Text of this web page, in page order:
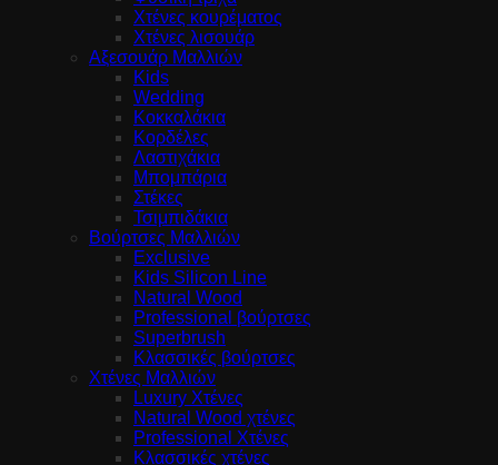
Χτένες κουρέματος
Χτένες λισουάρ
Αξεσουάρ Μαλλιών
Kids
Wedding
Κοκκαλάκια
Κορδέλες
Λαστιχάκια
Μπομπάρια
Στέκες
Τσιμπιδάκια
Βούρτσες Μαλλιών
Exclusive
Kids Silicon Line
Natural Wood
Professional βούρτσες
Superbrush
Κλασσικές βούρτσες
Χτένες Μαλλιών
Luxury Χτένες
Natural Wood χτένες
Professional Χτένες
Κλασσικές χτένες